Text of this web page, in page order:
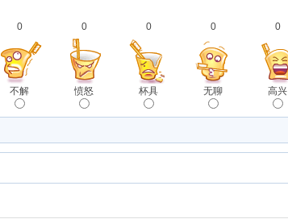
0
不解
0
愤怒
0
杯具
0
无聊
0
高兴